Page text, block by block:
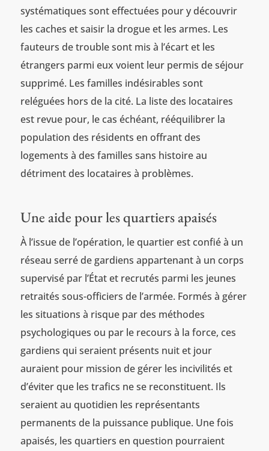
systématiques sont effectuées pour y découvrir
les caches et saisir la drogue et les armes. Les
fauteurs de trouble sont mis à l’écart et les
étrangers parmi eux voient leur permis de séjour
supprimé. Les familles indésirables sont
reléguées hors de la cité. La liste des locataires
est revue pour, le cas échéant, rééquilibrer la
population des résidents en offrant des
logements à des familles sans histoire au
détriment des locataires à problèmes.
Une aide pour les quartiers apaisés
À l’issue de l’opération, le quartier est confié à un
réseau serré de gardiens appartenant à un corps
supervisé par l’État et recrutés parmi les jeunes
retraités sous-officiers de l’armée. Formés à gérer
les situations à risque par des méthodes
psychologiques ou par le recours à la force, ces
gardiens qui seraient présents nuit et jour
auraient pour mission de gérer les incivilités et
d’éviter que les trafics ne se reconstituent. Ils
seraient au quotidien les représentants
permanents de la puissance publique. Une fois
apaisés, les quartiers en question pourraient